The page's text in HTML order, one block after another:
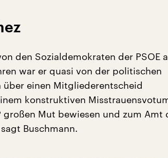
den Sozialdemokraten der PSOE
war er quasi von der politischen
einen Mitgliederentscheid
konstruktiven
großen Mut bewiesen und zum Amt
Buschmann.